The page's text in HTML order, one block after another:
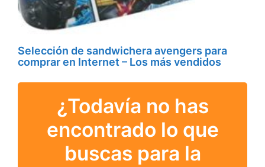
Selección de sandwichera avengers para
comprar en Internet – Los más vendidos
¿Todavía no has
encontrado lo que
buscas para la